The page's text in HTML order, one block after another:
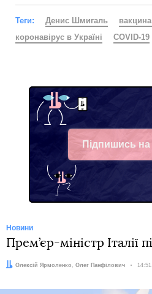
Теги: Денис Шмигаль
коронавірус в Україні
COVID-19
Підпишись
Facebook
Новини
Прем’єр-міністр Італії
Автори:
Олексій Ярмоленко , Олег Панфілович Дата: